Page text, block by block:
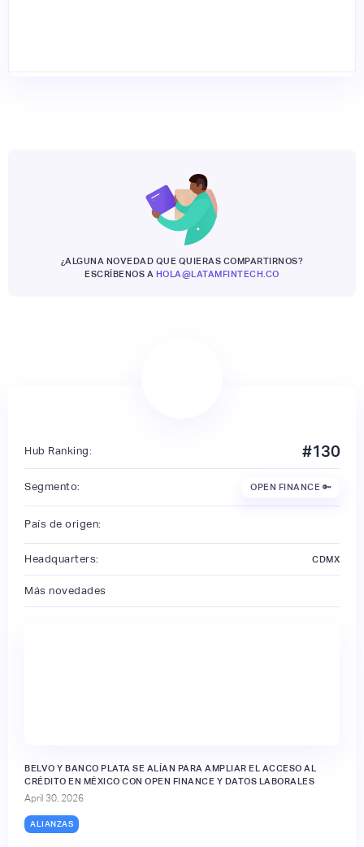
¿ALGUNA NOVEDAD QUE QUIERAS COMPARTIRNOS?
ESCRÍBENOS A HOLA@LATAMFINTECH.CO
Hub Ranking: #130
Segmento: OPEN FINANCE 🔑
País de origen:
Headquarters: CDMX
Más novedades
BELVO Y BANCO PLATA SE ALÍAN PARA AMPLIAR EL ACCESO AL
CRÉDITO EN MÉXICO CON OPEN FINANCE Y DATOS LABORALES
April 30, 2026
ALIANZAS